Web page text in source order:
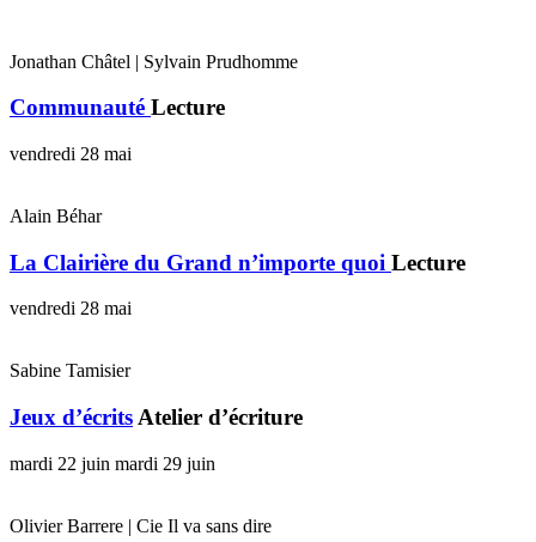
Jonathan Châtel | Sylvain Prudhomme
Communauté Lecture
vendredi 28 mai
Alain Béhar
La Clairière du Grand n’importe quoi Lecture
vendredi 28 mai
Sabine Tamisier
Jeux d’écrits Atelier d’écriture
mardi 22 juin mardi 29 juin
Olivier Barrere | Cie Il va sans dire